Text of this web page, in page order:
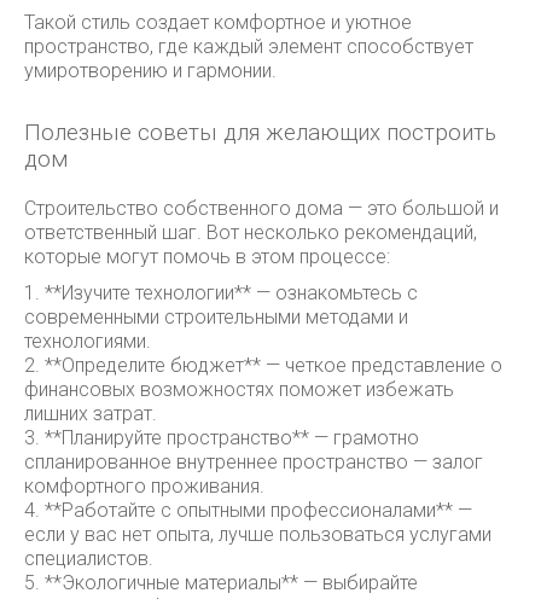
Такой стиль создает комфортное и уютное
пространство, где каждый элемент способствует
умиротворению и гармонии.
Полезные советы для желающих построить
дом
Строительство собственного дома — это большой и
ответственный шаг. Вот несколько рекомендаций,
которые могут помочь в этом процессе:
1. **Изучите технологии** — ознакомьтесь с
современными строительными методами и
технологиями.
2. **Определите бюджет** — четкое представление о
финансовых возможностях поможет избежать
лишних затрат.
3. **Планируйте пространство** — грамотно
спланированное внутреннее пространство — залог
комфортного проживания.
4. **Работайте с опытными профессионалами** —
если у вас нет опыта, лучше пользоваться услугами
специалистов.
5. **Экологичные материалы** — выбирайте